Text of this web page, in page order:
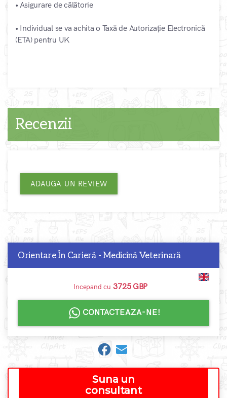
• Asigurare de călătorie
• Individual se va achita o Taxă de Autorizație Electronică
(ETA) pentru UK
Recenzii
ADAUGA UN REVIEW
Orientare În Carieră - Medicină Veterinară
Incepand cu 3725 GBP
CONTACTEAZA-NE!
Suna un
consultant